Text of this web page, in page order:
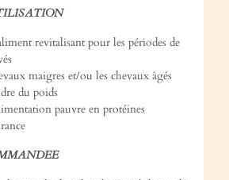
revitalisant pour les périodes de
maigres et/ou les chevaux âgés
du poids
pauvre en protéines